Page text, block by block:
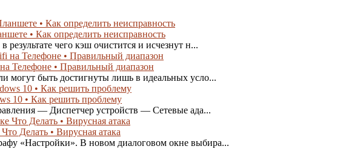
• Как определить неисправность
результате чего кэш очистится и исчезнут н...
Телефоне • Правильный диапазон
могут быть достигнуты лишь в идеальных усло...
10 • Как решить проблему
— Диспетчер устройств — Сетевые ада...
Делать • Вирусная атака
«Настройки». В новом диалоговом окне выбира...